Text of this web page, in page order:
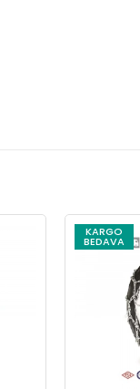
KARGO
BEDAVA